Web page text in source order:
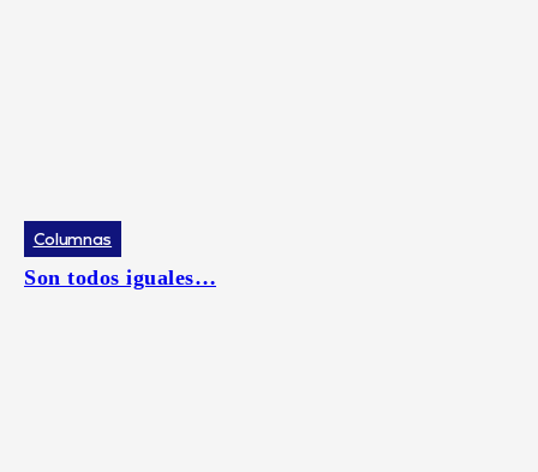
Columnas
Son todos iguales…